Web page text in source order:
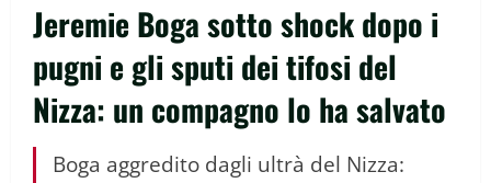
Jeremie Boga sotto shock dopo i
pugni e gli sputi dei tifosi del
Nizza: un compagno lo ha salvato
Boga aggredito dagli ultrà del Nizza: